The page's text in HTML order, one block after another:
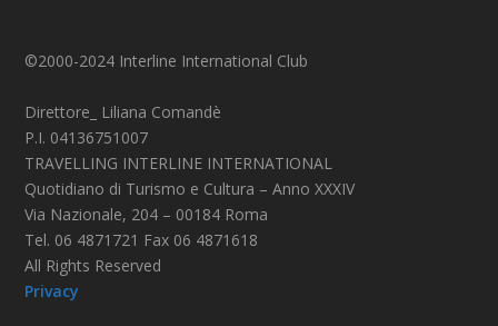
©2000-2024 Interline International Club
Direttore_ Liliana Comandè
P.I. 04136751007
TRAVELLING INTERLINE INTERNATIONAL
Quotidiano di Turismo e Cultura – Anno XXXIV
Via Nazionale, 204 – 00184 Roma
Tel. 06 4871721 Fax 06 4871618
All Rights Reserved
Privacy